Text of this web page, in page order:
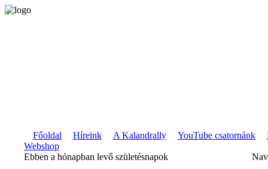
Főoldal Híreink A Kalandrally YouTube csatornánk
Webshop
Ebben a hónapban levő születésnapok